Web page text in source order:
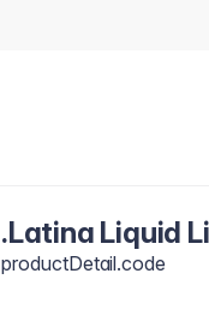
.Latina Liquid
productDetail.code